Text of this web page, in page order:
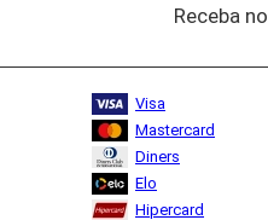
Receba
Visa
Mastercard
Diners
Elo
Hipercard